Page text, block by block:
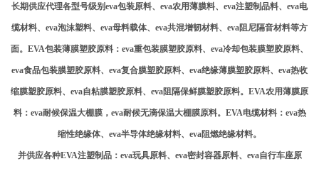
长期供应代理各型号级别eva包装原料、eva农用薄膜料、eva注塑制品料、eva电
缆材料、eva泡沫塑料、eva母料载体、eva共混增韧材料、eva阻尼隔音材料等方
面。EVA包装薄膜塑胶原料：eva重包装膜塑胶原料、eva冷却包装膜塑胶原料、
eva食品包装膜塑胶原料、eva复合膜塑胶原料、eva绝缘薄膜塑胶原料、eva热收
缩膜塑胶原料、eva自粘膜塑胶原料、eva阻隔保鲜膜塑胶原料。EVA农用薄膜原
料：eva耐候保温大棚膜，eva耐候无滴保温大棚膜原料。EVA电缆材料：eva热
缩性绝缘体、eva半导体绝缘材料、eva阻燃绝缘材料。
并供应各种EVA注塑制品：eva玩具原料、eva密封容器原料、eva自行车座原